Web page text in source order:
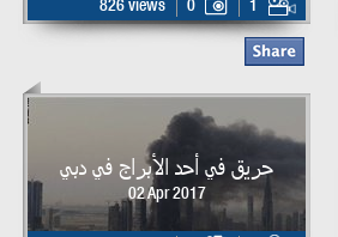
826 views
0 1
حريق في أحد الأبراج في دبي
02 Apr 2017